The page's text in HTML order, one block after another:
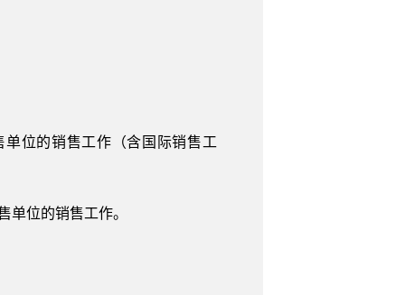
位的销售工作（含国际销售工
单位的销售工作。